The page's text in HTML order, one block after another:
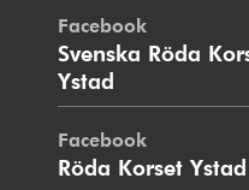
Facebook
Svenska Röda
Ystad
Facebook
Röda Korset Ystad